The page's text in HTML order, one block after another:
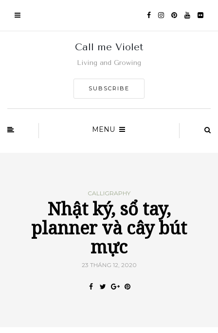
Call me Violet
Living and Growing
SUBSCRIBE
MENU
CALLIGRAPHY
Nhật ký, sổ tay,
planner và cây bút
mực
23 THÁNG 12, 2020